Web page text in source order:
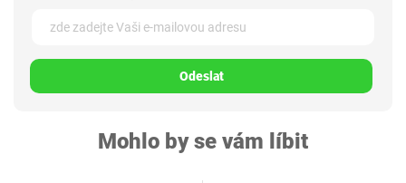
Odeslat
Mohlo by se vám líbit